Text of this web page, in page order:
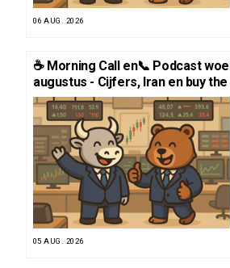
06 AUG. 2026
☕️ Morning Call en📞 Podcast
augustus - Cijfers, Iran en buy the
05 AUG. 2026